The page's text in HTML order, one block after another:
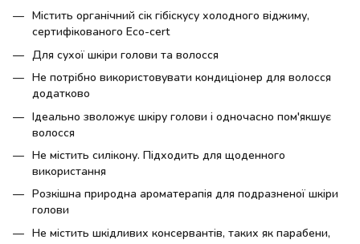
Містить органічний сік гібіскусу холодного віджиму,
сертифікованого Eco-cert
Для сухої шкіри голови та волосся
Не потрібно використовувати кондиціонер для волосся
додатково
Ідеально зволожує шкіру голови і одночасно пом'якшує
волосся
Не містить силікону. Підходить для щоденного
використання
Розкішна природна ароматерапія для подразненої шкіри
голови
Не містить шкідливих консервантів, таких як парабени,